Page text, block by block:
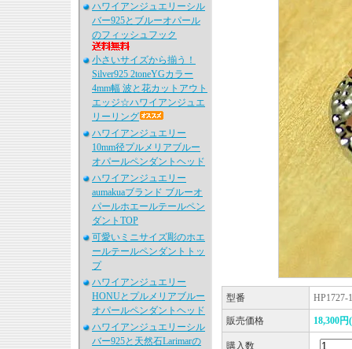
ハワイアンジュエリーシル
バー925とブルーオパール
のフィッシュフック
小さいサイズから揃う！
Silver925 2toneYGカラー
4mm幅 波と花カットアウト
エッジ☆ハワイアンジュエ
リーリング
ハワイアンジュエリー
10mm径プルメリアブルー
オパールペンダントヘッド
ハワイアンジュエリー
aumakuaブランド ブルーオ
パールホエールテールペン
ダントTOP
可愛いミニサイズ彫のホエ
ールテールペンダントトッ
プ
ハワイアンジュエリー
HONUとプルメリアブルー
オパールペンダントヘッド
ハワイアンジュエリーシル
バー925と天然石Larimarの
型番 HP1727-1
販売価格 18,300
購入数